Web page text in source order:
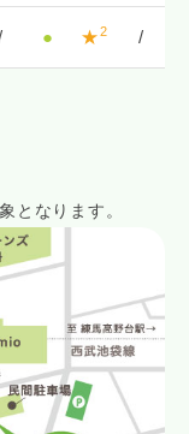
● ★2 /
となります。